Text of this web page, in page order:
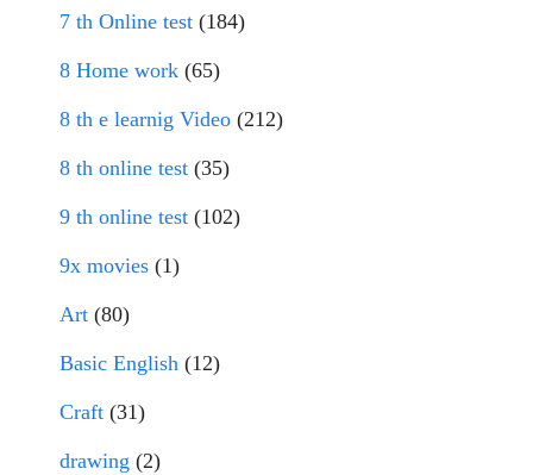
7 th Online test (184)
8 Home work (65)
8 th e learnig Video (212)
8 th online test (35)
9 th online test (102)
9x movies (1)
Art (80)
Basic English (12)
Craft (31)
drawing (2)